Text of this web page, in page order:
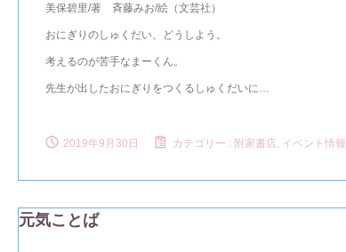
美保碧里/著 斉藤みお/絵（文芸社）
おにぎりのしゅくだい、どうしよう。
考えるのが苦手なまーくん。
先生が出したおにぎりをつくるしゅくだいに…
2019年9月30日 カテゴリー : 附家書店, イベント情報
元気ことば